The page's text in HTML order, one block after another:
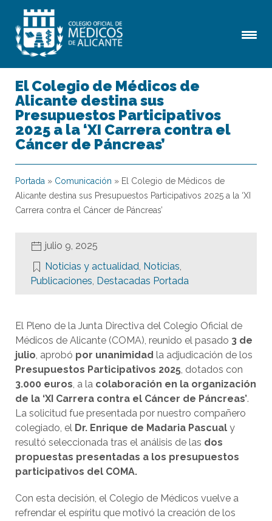
El Colegio de Médicos de
Alicante destina sus
Presupuestos Participativos
2025 a la ‘XI Carrera contra el
Cáncer de Páncreas’
Portada » Comunicación » El Colegio de Médicos de
Alicante destina sus Presupuestos Participativos 2025 a la ‘XI
Carrera contra el Cáncer de Páncreas’
julio 9, 2025
Noticias y actualidad, Noticias,
Publicaciones, Destacadas Portada
El Pleno de la Junta Directiva del Colegio Oficial de
Médicos de Alicante (COMA), reunido el pasado 3 de
julio, aprobó por unanimidad la adjudicación de los
Presupuestos Participativos 2025, dotados con
3.000 euros, a la colaboración en la organización
de la ‘XI Carrera contra el Cáncer de Páncreas’.
La solicitud fue presentada por nuestro compañero
colegiado, el Dr. Enrique de Madaria Pascual y
resultó seleccionada tras el análisis de las dos
propuestas presentadas a los presupuestos
participativos del COMA.
Con esta decisión, el Colegio de Médicos vuelve a
refrendar el espíritu que motivó la creación de los